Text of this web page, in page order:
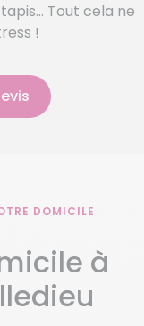
Tout cela ne
!
DOMICILE
à